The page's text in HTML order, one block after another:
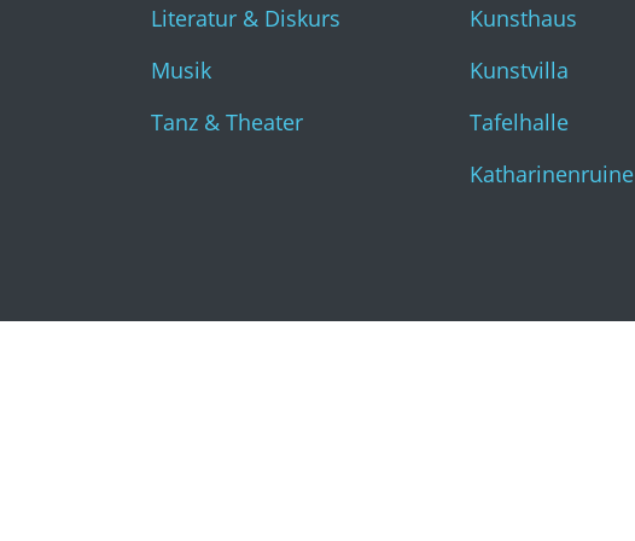
Literatur & Diskurs
Musik
Tanz & Theater
Kunsthaus
Kunstvilla
Tafelhalle
Katharinenruine